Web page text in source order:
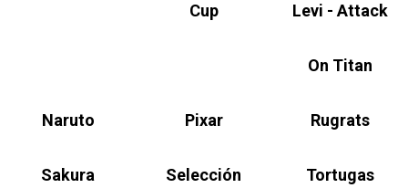
Cup Levi - Attack
On Titan
Naruto Pixar Rugrats
Sakura Selección Tortugas